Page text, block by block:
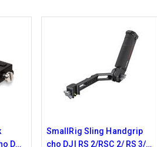
DJI
SmallRig Sling Handgrip
cho DJI RS 2/RSC 2/ RS 3/